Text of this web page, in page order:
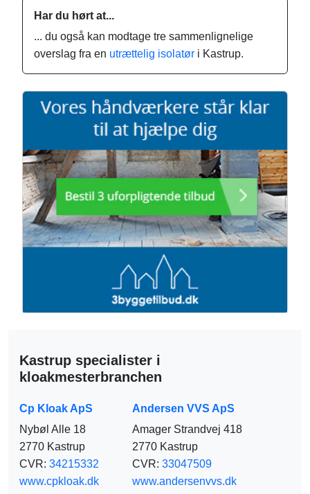
Har du hørt at...
... du også kan modtage tre sammenlignelige
overslag fra en utrættelig isolatør i Kastrup.
Kastrup specialister i
kloakmesterbranchen
Cp Kloak ApS
Nybøl Alle 18
2770 Kastrup
CVR: 34215332
www.cpkloak.dk
Andersen VVS ApS
Amager Strandvej 418
2770 Kastrup
CVR: 33047509
www.andersenvvs.dk